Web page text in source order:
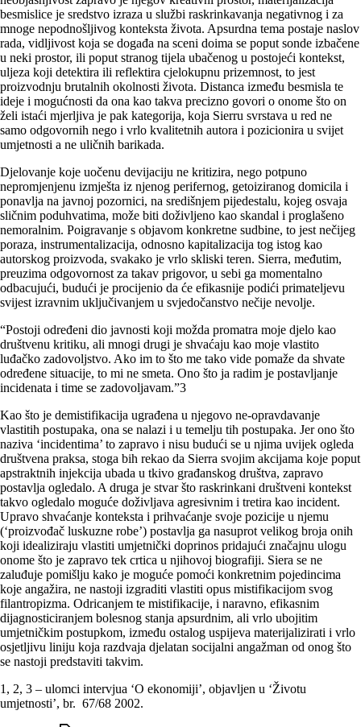
besmislice je sredstvo izraza u službi raskrinkavanja negativnog i za
mnoge nepodnošljivog konteksta života. Apsurdna tema postaje naslov
rada, vidljivost koja se događa na sceni doima se poput sonde izbačene
u neki prostor, ili poput stranog tijela ubačenog u postojeći kontekst,
uljeza koji detektira ili reflektira cjelokupnu prizemnost, to jest
proizvodnju brutalnih okolnosti života. Distanca između besmisla te
ideje i mogućnosti da ona kao takva precizno govori o onome što on
želi istaći mjerljiva je pak kategorija, koja Sierru svrstava u red ne
samo odgovornih nego i vrlo kvalitetnih autora i pozicionira u svijet
umjetnosti a ne uličnih barikada.
Djelovanje koje uočenu devijaciju ne kritizira, nego potpuno
nepromjenjenu izmješta iz njenog perifernog, getoiziranog domicila i
ponavlja na javnoj pozornici, na središnjem pijedestalu, kojeg osvaja
sličnim poduhvatima, može biti doživljeno kao skandal i proglašeno
nemoralnim. Poigravanje s objavom konkretne sudbine, to jest nečijeg
poraza, instrumentalizacija, odnosno kapitalizacija tog istog kao
autorskog proizvoda, svakako je vrlo skliski teren. Sierra, međutim,
preuzima odgovornost za takav prigovor, u sebi ga momentalno
odbacujući, budući je procijenio da će efikasnije podići primateljevu
svijest izravnim uključivanjem u svjedočanstvo nečije nevolje.
“Postoji određeni dio javnosti koji možda promatra moje djelo kao
društvenu kritiku, ali mnogi drugi je shvaćaju kao moje vlastito
luđačko zadovoljstvo. Ako im to što me tako vide pomaže da shvate
određene situacije, to mi ne smeta. Ono što ja radim je postavljanje
incidenata i time se zadovoljavam.”3
Kao što je demistifikacija ugrađena u njegovo ne-opravdavanje
vlastitih postupaka, ona se nalazi i u temelju tih postupaka. Jer ono što
naziva ‘incidentima’ to zapravo i nisu budući se u njima uvijek ogleda
društvena praksa, stoga bih rekao da Sierra svojim akcijama koje poput
apstraktnih injekcija ubada u tkivo građanskog društva, zapravo
postavlja ogledalo. A druga je stvar što raskrinkani društveni kontekst
takvo ogledalo moguće doživljava agresivnim i tretira kao incident.
Upravo shvaćanje konteksta i prihvaćanje svoje pozicije u njemu
(‘proizvođač luskuzne robe’) postavlja ga nasuprot velikog broja onih
koji idealiziraju vlastiti umjetnički doprinos pridajući značajnu ulogu
onome što je zapravo tek crtica u njihovoj biografiji. Siera se ne
zaluđuje pomišlju kako je moguće pomoći konkretnim pojedincima
koje angažira, ne nastoji izgraditi vlastiti opus mistifikacijom svog
filantropizma. Odricanjem te mistifikacije, i naravno, efikasnim
dijagnosticiranjem bolesnog stanja apsurdnim, ali vrlo ubojitim
umjetničkim postupkom, između ostalog uspijeva materijalizirati i vrlo
osjetljivu liniju koja razdvaja djelatan socijalni angažman od onog što
se nastoji predstaviti takvim.
1, 2, 3 – ulomci intervjua ‘O ekonomiji’, objavljen u ‘Životu
umjetnosti’, br. 67/68 2002.